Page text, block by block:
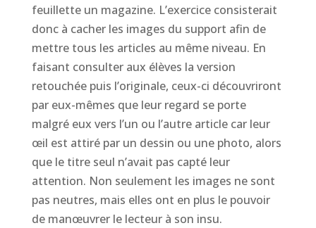
feuillette un magazine. L’exercice consisterait
donc à cacher les images du support afin de
mettre tous les articles au même niveau. En
faisant consulter aux élèves la version
retouchée puis l’originale, ceux-ci découvriront
par eux-mêmes que leur regard se porte
malgré eux vers l’un ou l’autre article car leur
œil est attiré par un dessin ou une photo, alors
que le titre seul n’avait pas capté leur
attention. Non seulement les images ne sont
pas neutres, mais elles ont en plus le pouvoir
de manœuvrer le lecteur à son insu.